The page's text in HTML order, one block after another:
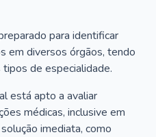
para identificar
em diversos órgãos, tendo
de especialidade.
está apto a avaliar
médicas, inclusive em
imediata, como